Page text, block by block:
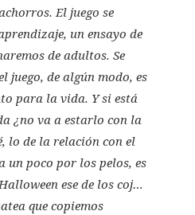
El juego se
un ensayo de
de adultos. Se
juego, de algún modo, es
para la vida. Y si está
¿no va a estarlo con la
lo de la relación con el
un poco por los pelos, es
ese de los coj…
que copiemos